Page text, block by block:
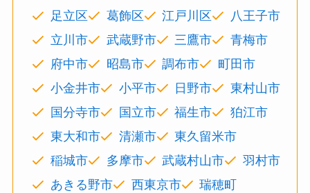
足立区
葛飾区 江戸川区
八王子市
立川市
武蔵野市 三鷹市
青梅市
府中市
昭島市 調布市
町田市
小金井市
小平市 日野市
東村山市
国分寺市
国立市 福生市
狛江市
東大和市
清瀬市
東久留米市
稲城市
多摩市 武蔵村山市
羽村市
あきる野市
西東京市
瑞穂町